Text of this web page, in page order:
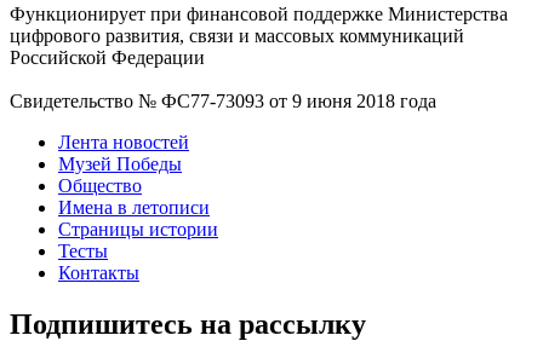
Функционирует при финансовой поддержке Министерства
цифрового развития, связи и массовых коммуникаций
Российской Федерации
Свидетельство № ФС77-73093 от 9 июня 2018 года
Лента новостей
Музей Победы
Общество
Имена в летописи
Страницы истории
Тесты
Контакты
Подпишитесь на рассылку